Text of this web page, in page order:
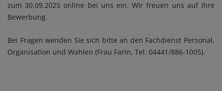
zum 30.09.2025 online bei uns ein. Wir freuen uns auf Ihre
Bewerbung.
Bei Fragen wenden Sie sich bitte an den Fachdienst Personal,
Organisation und Wahlen (Frau Farin, Tel. 04441/886-1005).